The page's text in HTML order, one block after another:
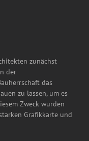
zunächst
der
das
zu lassen, um es
Zweck wurden
Grafikkarte und